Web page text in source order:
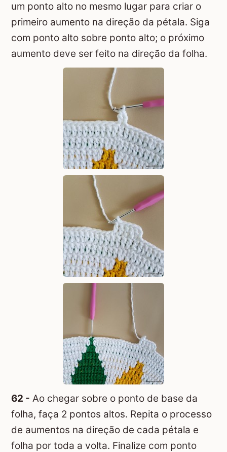
um ponto alto no mesmo lugar para criar o
primeiro aumento na direção da pétala. Siga
com ponto alto sobre ponto alto; o próximo
aumento deve ser feito na direção da folha.
62 - Ao chegar sobre o ponto de base da
folha, faça 2 pontos altos. Repita o processo
de aumentos na direção de cada pétala e
folha por toda a volta. Finalize com ponto